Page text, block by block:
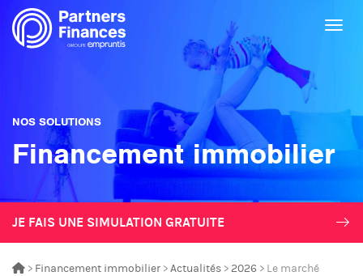
NOS SOLUTIONS
Financement immobilier
JE FAIS UNE SIMULATION GRATUITE
> Financement immobilier >Actualités > 2026 > Le marché